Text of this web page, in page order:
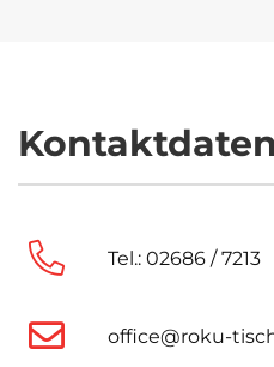
Kontaktdaten
Tel.: 02686 / 7213
office@roku-